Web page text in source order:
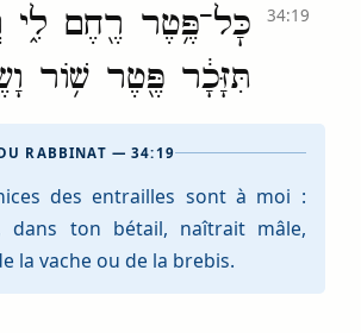
כׇּל־פֶּ֥טֶר רֶ֖חֶם לִ֑י
תִּזָּכָ֔ר פֶּ֖טֶר שׁ֥וֹר
34:19
RABBINAT — 34:19
des entrailles sont à moi :
ton bétail, naîtrait mâle,
la vache ou de la brebis.